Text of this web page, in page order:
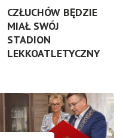
CZŁUCHÓW BĘDZIE
MIAŁ SWÓJ
STADION
LEKKOATLETYCZNY